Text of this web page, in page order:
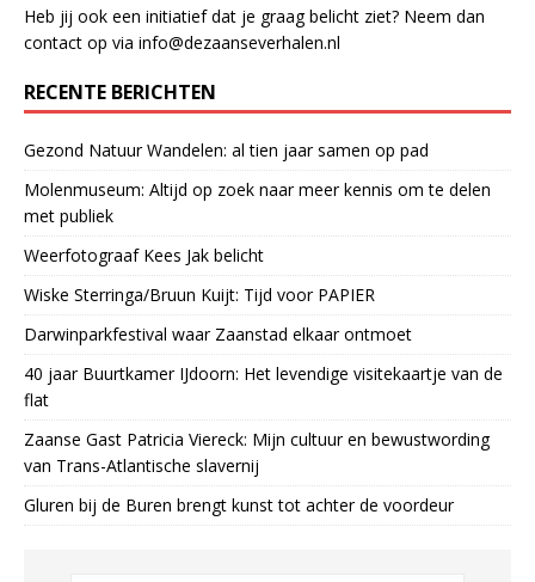
Heb jij ook een initiatief dat je graag belicht ziet? Neem dan
contact op via info@dezaanseverhalen.nl
RECENTE BERICHTEN
Gezond Natuur Wandelen: al tien jaar samen op pad
Molenmuseum: Altijd op zoek naar meer kennis om te delen
met publiek
Weerfotograaf Kees Jak belicht
Wiske Sterringa/Bruun Kuijt: Tijd voor PAPIER
Darwinparkfestival waar Zaanstad elkaar ontmoet
40 jaar Buurtkamer IJdoorn: Het levendige visitekaartje van de
flat
Zaanse Gast Patricia Viereck: Mijn cultuur en bewustwording
van Trans-Atlantische slavernij
Gluren bij de Buren brengt kunst tot achter de voordeur